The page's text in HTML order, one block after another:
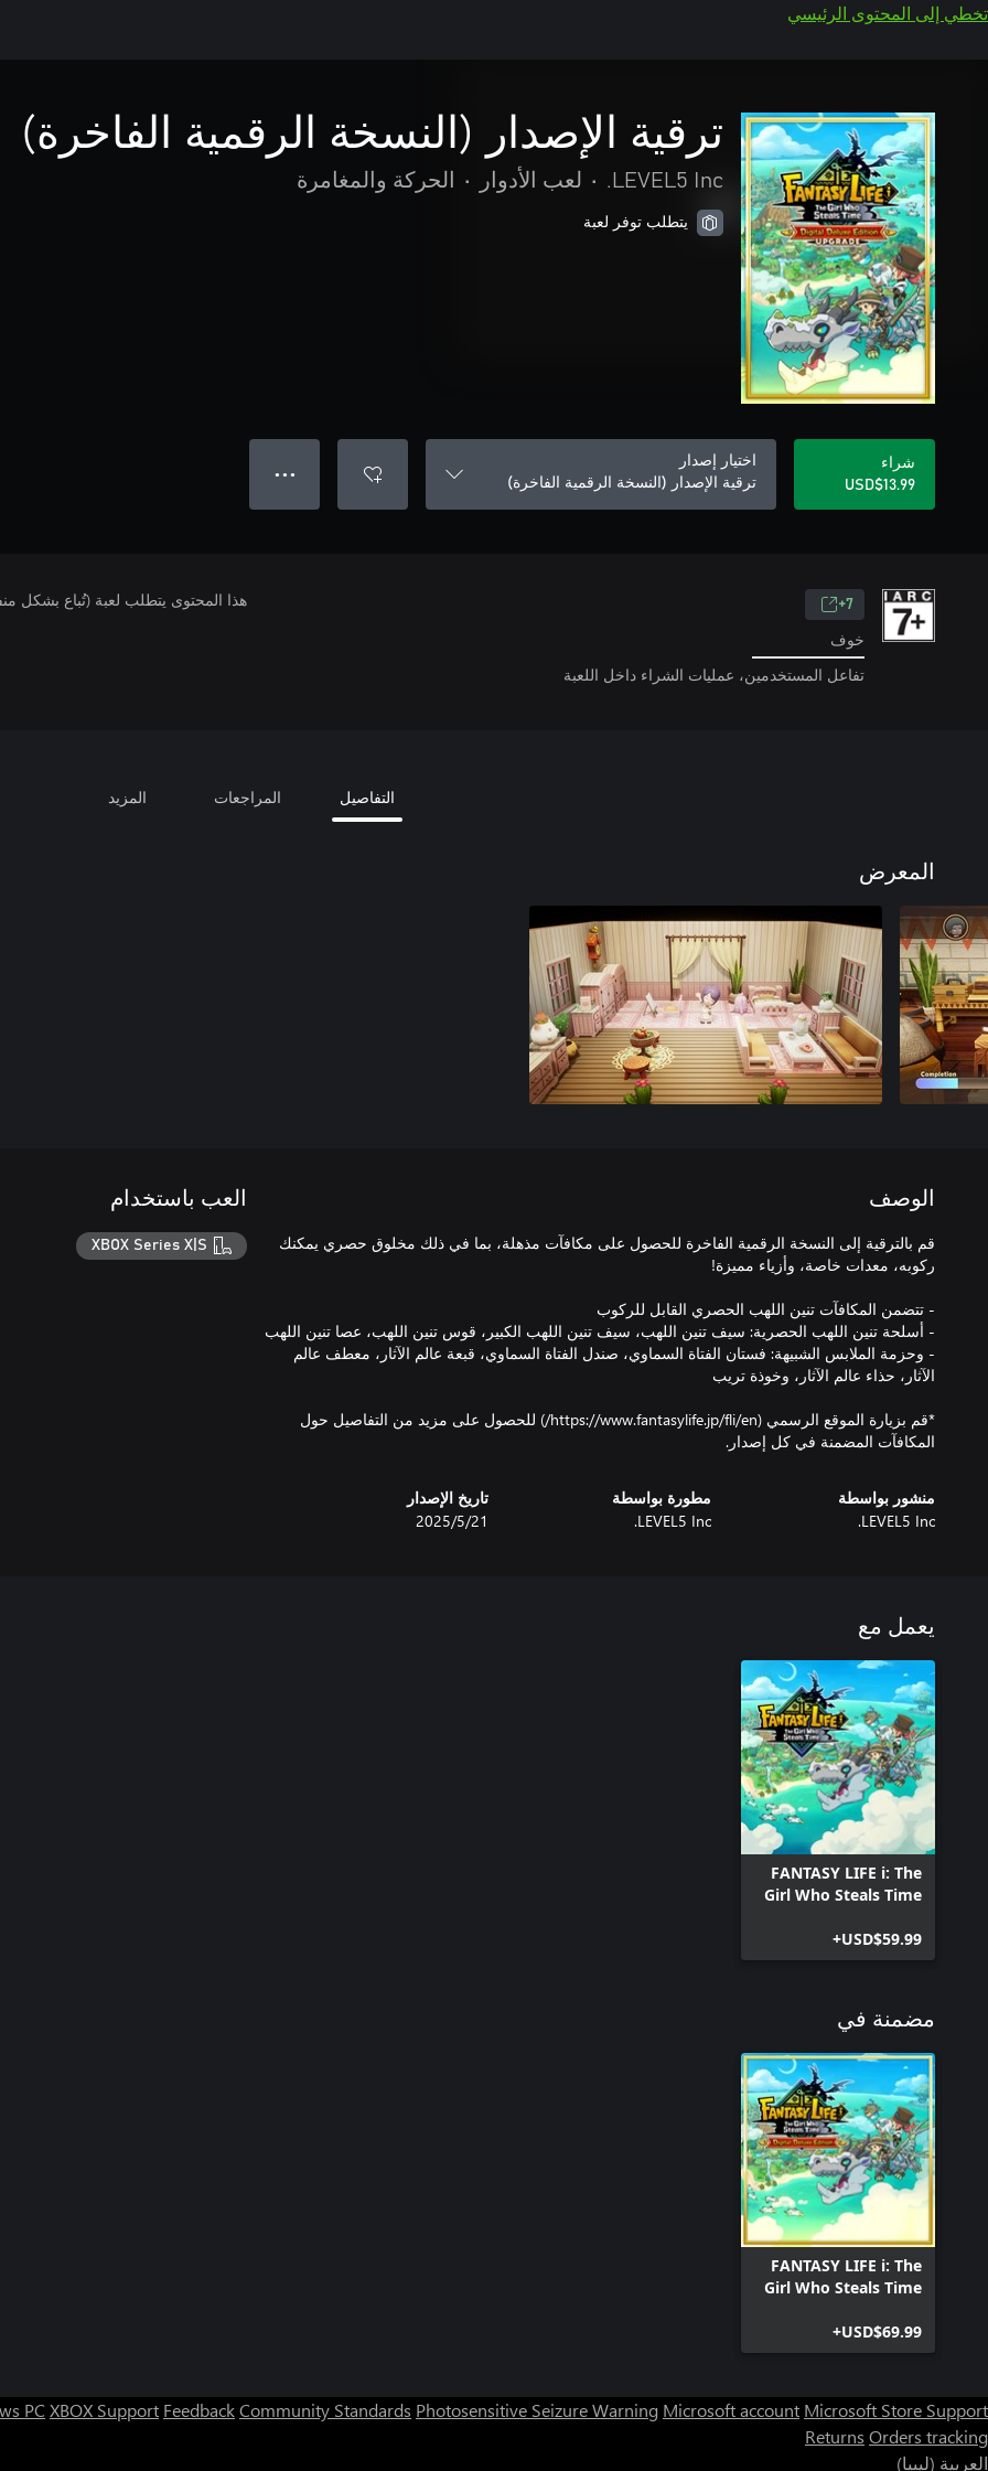
تخطي إلى المحتوى الرئيسي
ترقية الإصدار (النسخة الرقمية الفاخرة)
LEVEL5 Inc.
• لعب الأدوار • الحركة والمغامرة
يتطلب توفر لعبة
شراء
USD$13.99
اختيار إصدار
ترقية الإصدار (النسخة الرقمية الفاخرة)
● ● ●
7+
خوف
تفاعل المستخدمين، عمليات الشراء داخل اللعبة
هذا المحتوى يتطلب لعبة (تُباع بشكل
التفاصيل المراجعات المزيد
المعرض
الوصف
قم بالترقية إلى النسخة الرقمية الفاخرة للحصول على مكافآت مذهلة، بما في ذلك مخلوق حصري يمكنك
- وحزمة الملابس الشبيهة: فستان الفتاة السماوي، صندل الفتاة السماوي، قبعة عالم الآثار، معطف عالم
*قم بزيارة الموقع الرسمي (https://www.fantasylife.jp/fli/en/) للحصول على مزيد من التفاصيل حول
المكافآت المضمنة في كل إصدار.
منشور بواسطة
LEVEL5 Inc.
مطورة بواسطة
LEVEL5 Inc.
تاريخ الإصدار
21‏/5‏/2025
العب باستخدام
XBOX Series X|S
يعمل مع
FANTASY LIFE i: The
Girl Who Steals Time
USD$59.99+
مضمنة في
FANTASY LIFE i: The
Girl Who Steals Time
USD$69.99+
PC XBOX Support FeedbackCommunity Standards Photosensitive Seizure Warning Microsoft account Microsoft Store Support
Returns Orders tracking
العربية (ليبيا)